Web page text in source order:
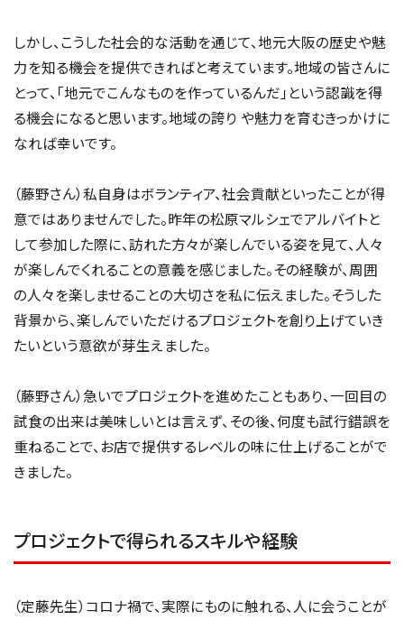
しかし、こうした社会的な活動を通じて、地元大阪の歴史や魅
力を知る機会を提供できればと考えています。地域の皆さんに
とって、「地元でこんなものを作っているんだ」という認識を得
る機会になると思います。地域の誇り や魅力を育むきっかけに
なれば幸いです。
（藤野さん）私自身はボランティア、社会貢献といったことが得
意ではありませんでした。昨年の松原マルシェでアルバイトと
して参加した際に、訪れた方々が楽しんでいる姿を見て、人々
が楽しんでくれることの意義を感じました。その経験が、周囲
の人々を楽しませることの大切さを私に伝えました。そうした
背景から、楽しんでいただけるプロジェクトを創り上げていき
たいという意欲が芽生えました。
（藤野さん）急いでプロジェクトを進めたこともあり、一回目の
試食の出来は美味しいとは言えず、その後、何度も試行錯誤を
重ねることで、お店で提供するレベルの味に仕上げることがで
きました。
プロジェクトで得られるスキルや経験
（定藤先生）コロナ禍で、実際にものに触れる、人に会うことが